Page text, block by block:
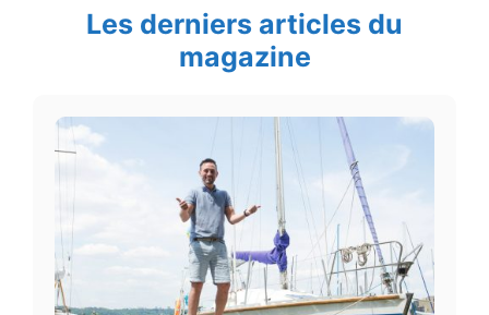
Les derniers articles du
magazine